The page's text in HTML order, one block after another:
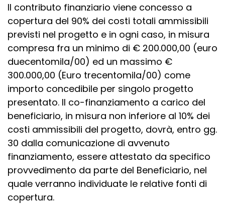
Il contributo finanziario viene concesso a
copertura del 90% dei costi totali ammissibili
previsti nel progetto e in ogni caso, in misura
compresa fra un minimo di € 200.000,00 (euro
duecentomila/00) ed un massimo €
300.000,00 (Euro trecentomila/00) come
importo concedibile per singolo progetto
presentato. Il co-finanziamento a carico del
beneficiario, in misura non inferiore al 10% dei
costi ammissibili del progetto, dovrà, entro gg.
30 dalla comunicazione di avvenuto
finanziamento, essere attestato da specifico
provvedimento da parte del Beneficiario, nel
quale verranno individuate le relative fonti di
copertura.